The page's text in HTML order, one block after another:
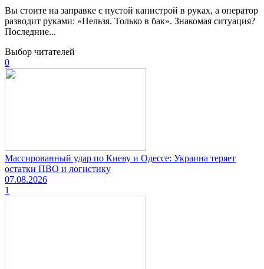
Вы стоите на заправке с пустой канистрой в руках, а оператор
разводит руками: «Нельзя. Только в бак». Знакомая ситуация?
Последние...
Выбор читателей
0
Массированный удар по Киеву и Одессе: Украина теряет
остатки ПВО и логистику
07.08.2026
1